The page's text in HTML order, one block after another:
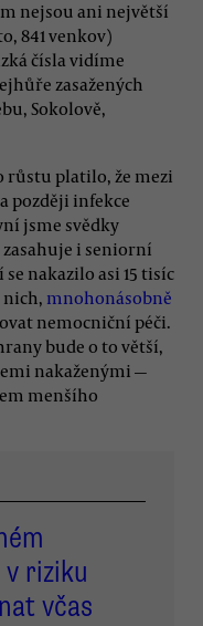
nejsou ani největší
841 venkov)
čísla vidíme
zasažených
Sokolově,
růstu platilo, že mezi
později infekce
jsme svědky
i seniorní
nakazilo asi 15 tisíc
nich, mnohonásobně
nemocniční péči.
bude o to větší,
nakaženými —
menšího
v riziku
včas